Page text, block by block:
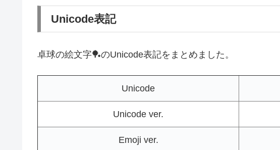
Unicode表記
卓球の絵文字🏓のUnicode表記をまとめました。
Unicode
Unicode ver.
Emoji ver.